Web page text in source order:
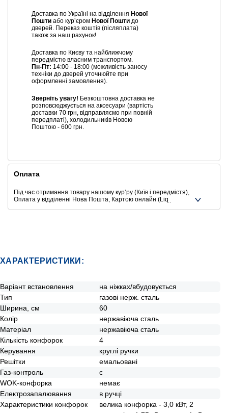
Доставка по Україні на відділення Нової
Пошти або курʼєром Нової Пошти до
дверей. Переказ коштів (післяплата)
також за наш рахунок!
Доставка по Києву та найближчому
передмістю власним транспортом.
Пн-Пт: 14:00 - 18:00 (можливість заносу
техніки до дверей уточнюйте при
оформленні замовлення).
Зверніть увагу! Безкоштовна доставка не
розповсюджується на аксесуари (вартість
доставки 70 грн, відправляємо при повній
передплаті), холодильників Новою
Поштою - 600 грн.
Оплата
Під час отримання товару нашому курʼру (Київ і передмістя),
Оплата у відділенні Нова Пошта, Картою онлайн (Liqpay,
ХАРАКТЕРИСТИКИ:
Варіант встановлення
на ніжках/вбудовується
Тип
газові нерж. сталь
Ширина, см
60
Колір
нержавіюча сталь
Матеріал
нержавіюча сталь
Кількість конфорок
4
Керування
круглі ручки
Решітки
емальовані
Газ-контроль
є
WOK-конфорка
немає
Електрозапалювання
в ручці
Характеристики конфорок
велика конфорка - 3,0 кВт, 2